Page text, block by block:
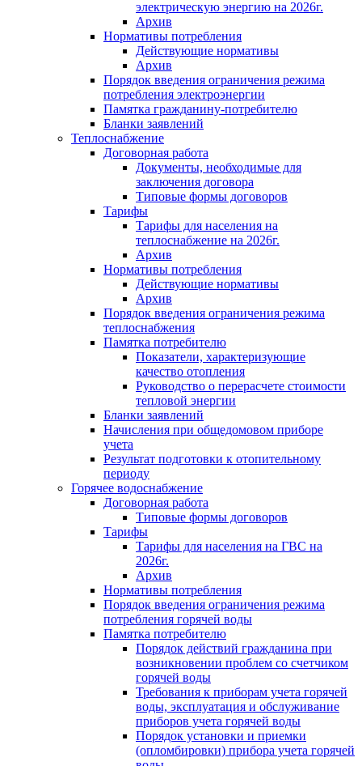
электрическую энергию на 2026г.
Архив
Нормативы потребления
Действующие нормативы
Архив
Порядок введения ограничения режима
потребления электроэнергии
Памятка гражданину-потребителю
Бланки заявлений
Теплоснабжение
Договорная работа
Документы, необходимые для
заключения договора
Типовые формы договоров
Тарифы
Тарифы для населения на
теплоснабжение на 2026г.
Архив
Нормативы потребления
Действующие нормативы
Архив
Порядок введения ограничения режима
теплоснабжения
Памятка потребителю
Показатели, характеризующие
качество отопления
Руководство о перерасчете стоимости
тепловой энергии
Бланки заявлений
Начисления при общедомовом приборе
учета
Результат подготовки к отопительному
периоду
Горячее водоснабжение
Договорная работа
Типовые формы договоров
Тарифы
Тарифы для населения на ГВС на
2026г.
Архив
Нормативы потребления
Порядок введения ограничения режима
потребления горячей воды
Памятка потребителю
Порядок действий гражданина при
возникновении проблем со счетчиком
горячей воды
Требования к приборам учета горячей
воды, эксплуатация и обслуживание
приборов учета горячей воды
Порядок установки и приемки
(опломбировки) прибора учета горячей